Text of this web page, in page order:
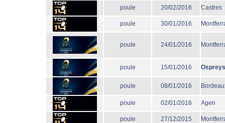
poule 20/02/2016 Castres
poule 30/01/2016
poule 24/01/2016
poule 15/01/2016 Ospreys
poule 08/01/2016
poule 02/01/2016 Agen
poule 27/12/2015